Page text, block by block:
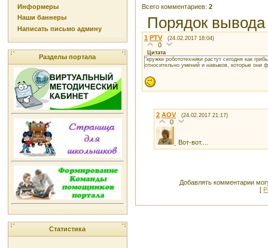
Информеры
Наши баннеры
Написать письмо админу
Разделы портала
Статистика
Всего комментариев: 2
Порядок
1 PTV (24.02.2017 18:04)
0
Цитата
"кружки робототехники растут сегодня как
относительно умений и навыков, которые они
2 AOV (24.02.2017 21:17)
0
Вот-вот....
Добавлять комментарии
[